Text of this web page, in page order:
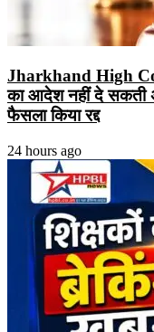
Jharkhand High
का आदेश नहीं दे सकती
फैसला किया रद्द
24 hours ago